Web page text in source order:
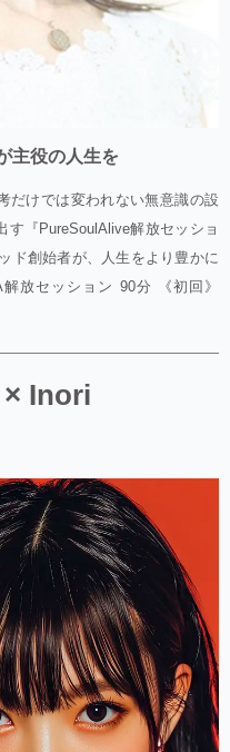
主役の人生を
だけでは変われない無意識の設
『PureSoulAlive解放セッショ
ド創始者が、人生をより豊かに
放セッション 90分 《初回》
Inori